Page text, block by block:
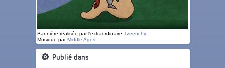
Bannière réalisée par l'extraordinaire Tzeenchy
Musique parMiddle Ages
Publié dans